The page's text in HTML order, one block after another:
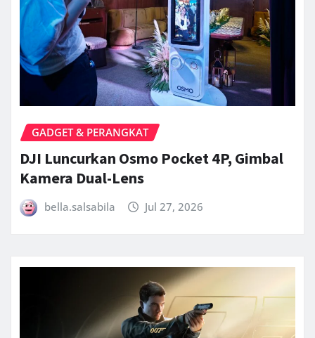
GADGET & PERANGKAT
DJI Luncurkan Osmo Pocket 4P, Gimbal
Kamera Dual-Lens
bella.salsabila Jul 27, 2026